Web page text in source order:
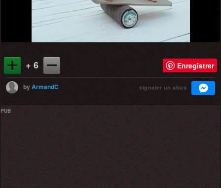
+ 6 Enregistrer
byArmandC signaler un abus
PUB